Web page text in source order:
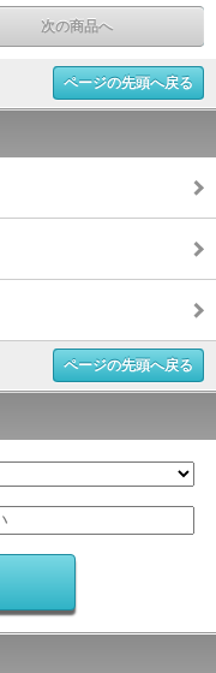
次の商品へ
ページの先頭へ戻る
ページの先頭へ戻る